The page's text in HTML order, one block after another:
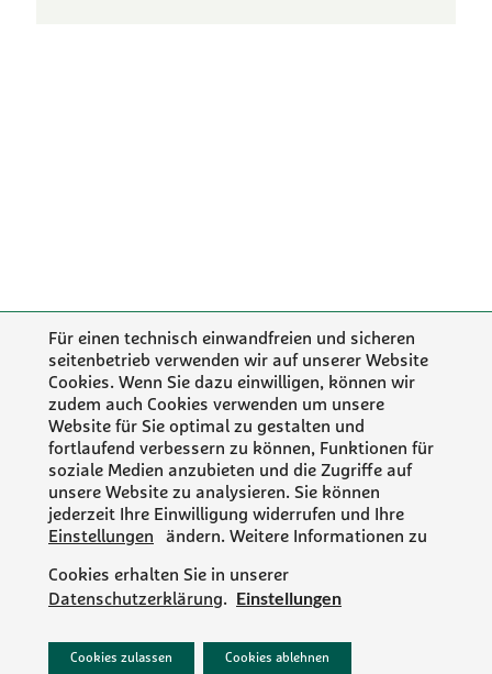
Für einen technisch einwandfreien und sicheren
seitenbetrieb verwenden wir auf unserer Website
Cookies. Wenn Sie dazu einwilligen, können wir
zudem auch Cookies verwenden um unsere
Website für Sie optimal zu gestalten und
fortlaufend verbessern zu können, Funktionen für
soziale Medien anzubieten und die Zugriffe auf
unsere Website zu analysieren. Sie können
jederzeit Ihre Einwilligung widerrufen und Ihre
Einstellungen
ändern. Weitere Informationen zu
Cookies erhalten Sie in unserer
Datenschutzerklärung. Einstellungen
Cookies zulassen Cookies ablehnen